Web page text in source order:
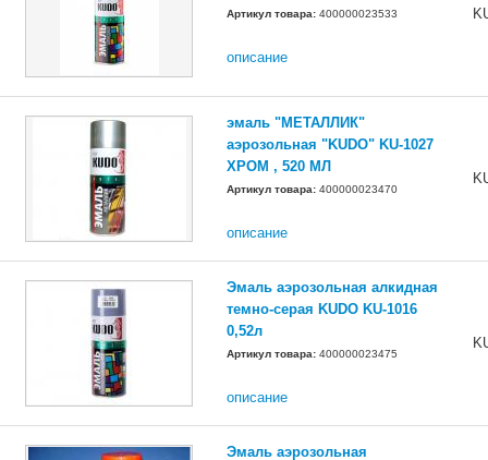
Артикул товара: 400000023533
описание
эмаль "МЕТАЛЛИК"
аэрозольная "KUDO" KU-1027
ХРОМ , 520 МЛ
Артикул товара: 400000023470
описание
Эмаль аэрозольная алкидная
темно-серая KUDO KU-1016
0,52л
Артикул товара: 400000023475
описание
Эмаль аэрозольная